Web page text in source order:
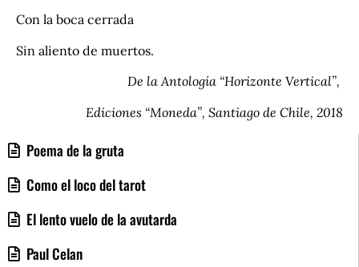
Poema de la gruta
Como el loco del tarot
El lento vuelo de la avutarda
Paul Celan
Con la boca cerrada
Sin aliento de muertos.
De la Antología “Horizonte Vertical”,
Ediciones “Moneda”, Santiago de Chile, 2018